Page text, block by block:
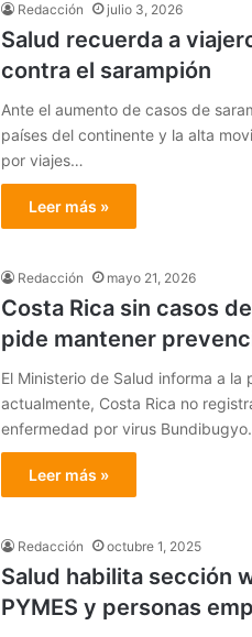
Redacción julio 3, 2026
Salud recuerda a
contra el sarampión
Ante el aumento de casos de
países del continente y la alta
por viajes…
Leer más »
Redacción mayo 21, 2026
Costa Rica sin casos
pide mantener
El Ministerio de Salud informa a la
actualmente, Costa Rica no
enfermedad por virus
Leer más »
Redacción octubre 1, 2025
Salud habilita sección
PYMES y personas